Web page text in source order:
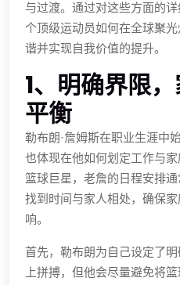
与过渡。通过对这些方面的
个顶级运动员如何在全球聚
谐并实现自我价值的提升。
1、明确界限
平衡
勒布朗·詹姆斯在职业生涯中
也体现在他如何划定工作与
篮球巨星，老詹的日程安排
找到时间与家人相处，确保
响。
首先，勒布朗为自己设定了
上拼搏，但他会尽量避免将